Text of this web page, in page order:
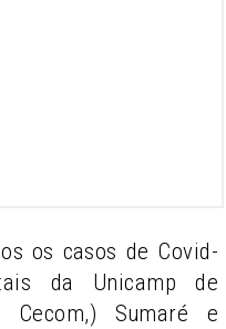
os casos de Covid-
da Unicamp de
Cecom,) Sumaré e